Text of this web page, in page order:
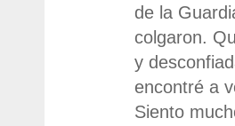
de la
colgaron.
y
encontré a
Siento